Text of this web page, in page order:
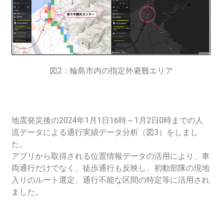
図2：輪島市内の指定外避難エリア
地震発災後の2024年1月1日16時～1月2日0時までの人
流データによる通行実績データ分析（図3）をしまし
た。
アプリから取得される位置情報データの活用により、車
両通行だけでなく、徒歩通行も反映し、初動部隊の現地
入りのルート選定、通行不能な区間の特定等に活用され
ました。